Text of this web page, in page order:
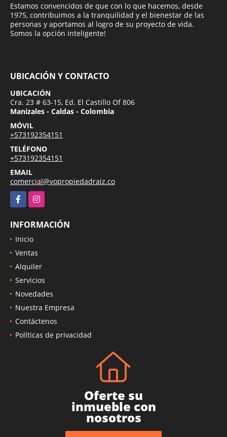
Estamos convencidos de que con lo que hacemos, desde
1975, contribuimos a la tranquilidad y el bienestar de las
personas y aportamos al logro de su proyecto de vida.
Somos la opción inteligente!
UBICACIÓN Y CONTACTO
UBICACIÓN
Cra. 23 # 63-15, Ed. El Castillo Of 806
Manizales - Caldas - Colombia
MÓVIL
+573192354151
TELÉFONO
+573192354151
EMAIL
comercial@vopropiedadraiz.co
FacebookInstagram
INFORMACIÓN
Inicio
Ventas
Alquiler
Servicios
Novedades
Nuestra Empresa
Contáctenos
Políticas de privacidad
Oferte su
inmueble con
nosotros